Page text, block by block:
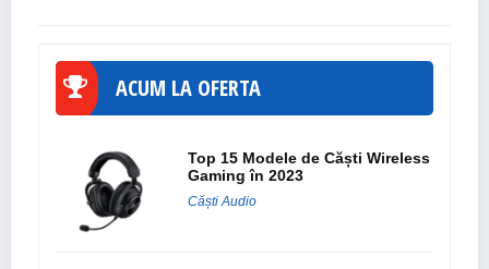
ACUM LA OFERTA
Top 15 Modele de Căști Wireless
Gaming în 2023
Căști Audio